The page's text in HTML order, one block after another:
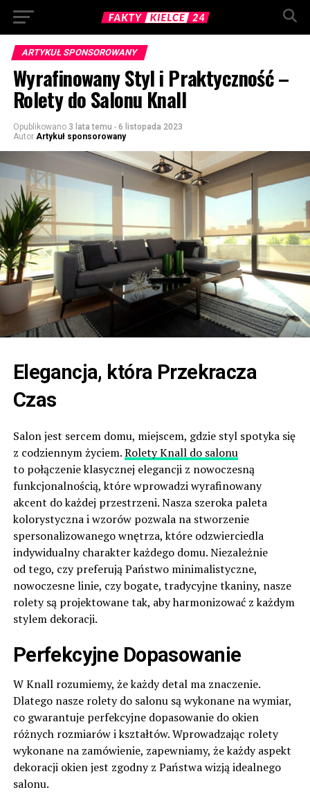
ARTYKUŁ SPONSOROWANY
Wyrafinowany Styl i Praktyczność –
Rolety do Salonu Knall
Opublikowano 3 lata temu - 6 listopada 2023
Autor Artykuł sponsorowany
Elegancja, która Przekracza
Czas
Salon jest sercem domu, miejscem, gdzie styl spotyka się
z codziennym życiem.Rolety Knall do salonu
to połączenie klasycznej elegancji z nowoczesną
funkcjonalnością, które wprowadzi wyrafinowany
akcent do każdej przestrzeni. Nasza szeroka paleta
kolorystyczna i wzorów pozwala na stworzenie
spersonalizowanego wnętrza, które odzwierciedla
indywidualny charakter każdego domu. Niezależnie
od tego, czy preferują Państwo minimalistyczne,
nowoczesne linie, czy bogate, tradycyjne tkaniny, nasze
rolety są projektowane tak, aby harmonizować z każdym
stylem dekoracji.
Perfekcyjne Dopasowanie
W Knall rozumiemy, że każdy detal ma znaczenie.
Dlatego nasze rolety do salonu są wykonane na wymiar,
co gwarantuje perfekcyjne dopasowanie do okien
różnych rozmiarów i kształtów. Wprowadzając rolety
wykonane na zamówienie, zapewniamy, że każdy aspekt
dekoracji okien jest zgodny z Państwa wizją idealnego
salonu.